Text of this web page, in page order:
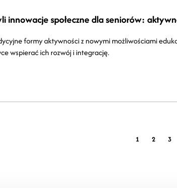
innowacje społeczne dla seniorów:
formy aktywności z nowymi możliwościami
wspierać ich rozwój i integrację.
1 2 3